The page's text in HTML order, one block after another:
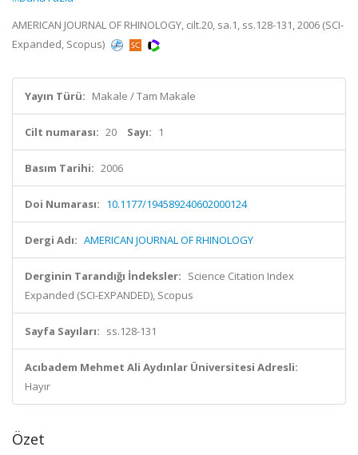
AMERICAN JOURNAL OF RHINOLOGY, cilt.20, sa.1, ss.128-131, 2006 (SCI-
Expanded, Scopus)
Yayın Türü: Makale / Tam Makale
Cilt numarası: 20 Sayı: 1
Basım Tarihi: 2006
Doi Numarası: 10.1177/194589240602000124
Dergi Adı: AMERICAN JOURNAL OF RHINOLOGY
Derginin Tarandığı İndeksler: Science Citation Index
Expanded (SCI-EXPANDED), Scopus
Sayfa Sayıları: ss.128-131
Acıbadem Mehmet Ali Aydınlar Üniversitesi Adresli:
Hayır
Özet